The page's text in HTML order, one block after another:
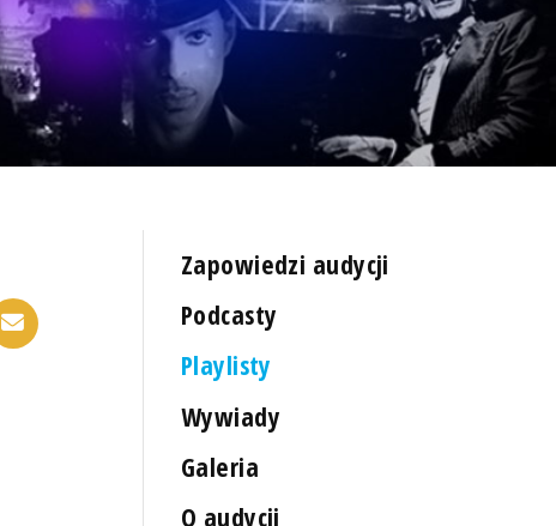
Zapowiedzi audycji
Podcasty
Playlisty
Wywiady
Galeria
O audycji